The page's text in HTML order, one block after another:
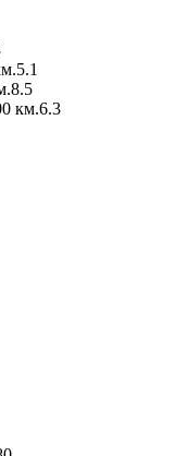
5.1
8.5
км.6.3